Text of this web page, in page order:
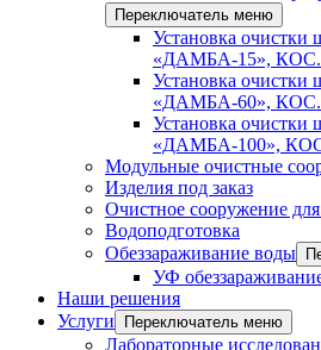
Переключатель меню
Установка очистки
«ДАМБА-15»,
Установка очистки
«ДАМБА-60»,
Установка очистки
«ДАМБА-100»,
Модульные очистные
Изделия под заказ
Очистное сооружение
Водоподготовка
Обеззараживание воды
УФ
Наши решения
Услуги
Переключатель меню
Лабораторные